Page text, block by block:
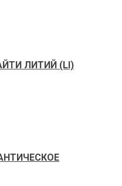
ЛИТИЙ (LI)